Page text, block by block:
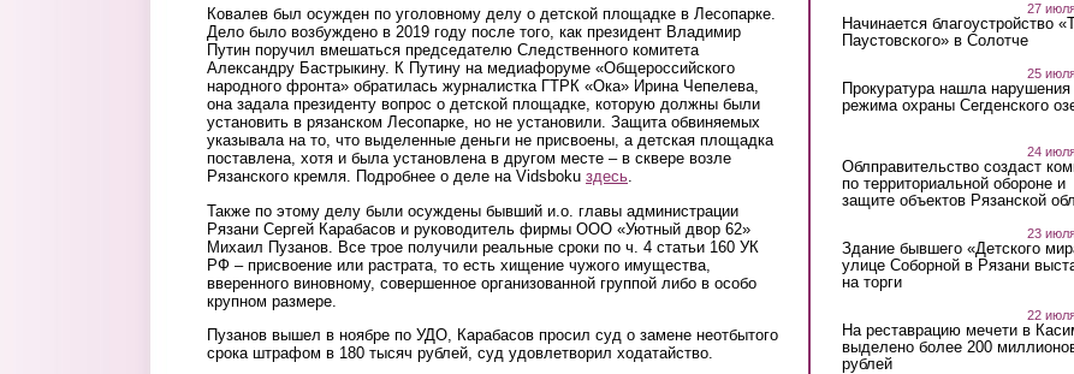
Ковалев был осужден по уголовному делу о детской площадке в Лесопарке.
Дело было возбуждено в 2019 году после того, как президент Владимир
Путин поручил вмешаться председателю Следственного комитета
Александру Бастрыкину. К Путину на медиафоруме «Общероссийского
народного фронта» обратилась журналистка ГТРК «Ока» Ирина Чепелева,
она задала президенту вопрос о детской площадке, которую должны были
установить в рязанском Лесопарке, но не установили. Защита обвиняемых
указывала на то, что выделенные деньги не присвоены, а детская площадка
поставлена, хотя и была установлена в другом месте – в сквере возле
Рязанского кремля. Подробнее о деле на Vidsboku здесь.
Также по этому делу были осуждены бывший и.о. главы администрации
Рязани Сергей Карабасов и руководитель фирмы ООО «Уютный двор 62»
Михаил Пузанов. Все трое получили реальные сроки по ч. 4 статьи 160 УК
РФ – присвоение или растрата, то есть хищение чужого имущества,
вверенного виновному, совершенное организованной группой либо в особо
крупном размере.
Пузанов вышел в ноябре по УДО, Карабасов просил суд о замене неотбытого
срока штрафом в 180 тысяч рублей, суд удовлетворил ходатайство.
27
Начинается благоустройство
Паустовского» в Солотче
25
Прокуратура нашла нарушения
режима охраны Сегденского
24
Облправительство создаст
по территориальной обороне и
защите объектов Рязанской
23
Здание бывшего «Детского
улице Соборной в Рязани
на торги
22
На реставрацию мечети в
выделено более 200
рублей